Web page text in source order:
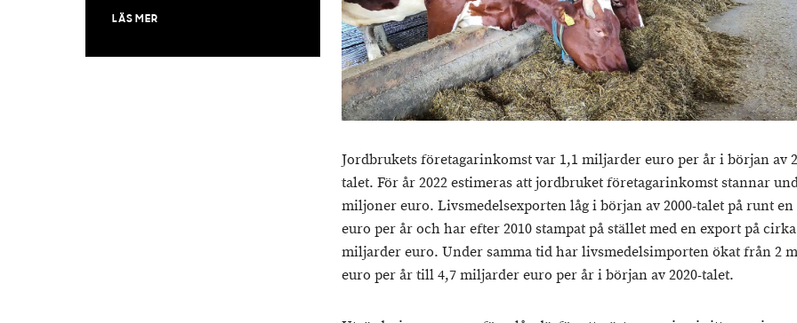
Jordbrukets företagarinkomst var 1,1 miljarder euro per år i början av
talet. För år 2022 estimeras att jordbruket företagarinkomst stannar
miljoner euro. Livsmedelsexporten låg i början av 2000-talet på runt
euro per år och har efter 2010 stampat på stället med en export på
miljarder euro. Under samma tid har livsmedelsimporten ökat från 2
euro per år till 4,7 miljarder euro per år i början av 2020-talet.
LÄS MER